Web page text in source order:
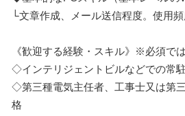
└文章作成、メール送信程度。使用頻
《歓迎する経験・スキル》※必須で
◇インテリジェントビルなどでの常
◇第三種電気主任者、工事士又は第
格